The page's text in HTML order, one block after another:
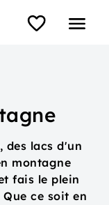
des lacs d'un
montagne
fais le plein
ce soit en